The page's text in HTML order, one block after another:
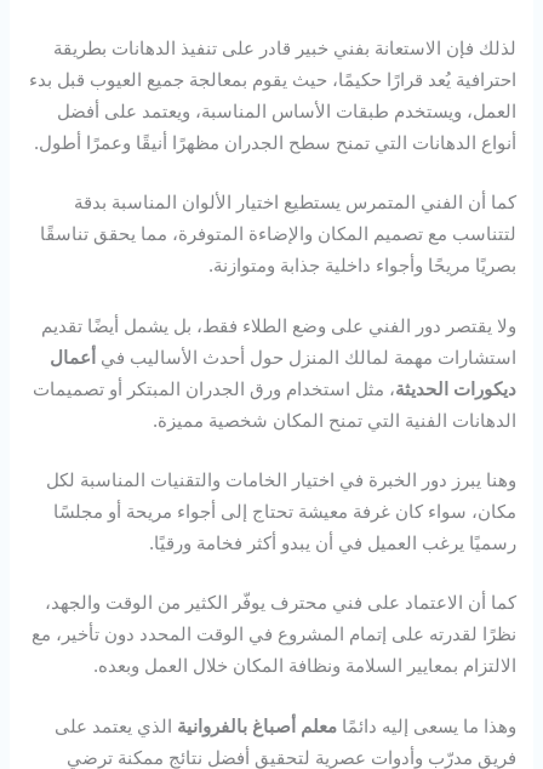
لذلك فإن الاستعانة بفني خبير قادر على تنفيذ الدهانات بطريقة
احترافية يُعد قرارًا حكيمًا، حيث يقوم بمعالجة جميع العيوب قبل بدء
العمل، ويستخدم طبقات الأساس المناسبة، ويعتمد على أفضل
أنواع الدهانات التي تمنح سطح الجدران مظهرًا أنيقًا وعمرًا أطول.
كما أن الفني المتمرس يستطيع اختيار الألوان المناسبة بدقة
لتتناسب مع تصميم المكان والإضاءة المتوفرة، مما يحقق تناسقًا
بصريًا مريحًا وأجواء داخلية جذابة ومتوازنة.
ولا يقتصر دور الفني على وضع الطلاء فقط، بل يشمل أيضًا تقديم
استشارات مهمة لمالك المنزل حول أحدث الأساليب في
أعمال
ديكورات الحديثة، مثل استخدام ورق الجدران المبتكر أو تصميمات
الدهانات الفنية التي تمنح المكان شخصية مميزة.
وهنا يبرز دور الخبرة في اختيار الخامات والتقنيات المناسبة لكل
مكان، سواء كان غرفة معيشة تحتاج إلى أجواء مريحة أو مجلسًا
رسميًا يرغب العميل في أن يبدو أكثر فخامة ورقيًا.
كما أن الاعتماد على فني محترف يوفّر الكثير من الوقت والجهد،
نظرًا لقدرته على إتمام المشروع في الوقت المحدد دون تأخير، مع
الالتزام بمعايير السلامة ونظافة المكان خلال العمل وبعده.
وهذا ما يسعى إليه دائمًامعلم أصباغ بالفروانية الذي يعتمد على
فريق مدرّب وأدوات عصرية لتحقيق أفضل نتائج ممكنة ترضي